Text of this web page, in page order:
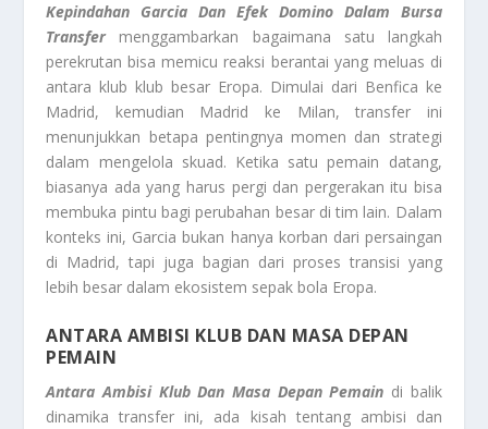
Kepindahan Garcia Dan Efek Domino Dalam Bursa
Transfermenggambarkan bagaimana satu langkah
perekrutan bisa memicu reaksi berantai yang meluas di
antara klub klub besar Eropa. Dimulai dari Benfica ke
Madrid, kemudian Madrid ke Milan, transfer ini
menunjukkan betapa pentingnya momen dan strategi
dalam mengelola skuad. Ketika satu pemain datang,
biasanya ada yang harus pergi dan pergerakan itu bisa
membuka pintu bagi perubahan besar di tim lain. Dalam
konteks ini, Garcia bukan hanya korban dari persaingan
di Madrid, tapi juga bagian dari proses transisi yang
lebih besar dalam ekosistem sepak bola Eropa.
ANTARA AMBISI KLUB DAN MASA DEPAN
PEMAIN
Antara Ambisi Klub Dan Masa Depan Pemain di balik
dinamika transfer ini, ada kisah tentang ambisi dan